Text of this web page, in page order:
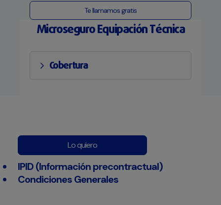
Te llamamos gratis
Microseguro Equipación Técnica
Cobertura
Lo quiero
IPID (Información precontractual)
Condiciones Generales